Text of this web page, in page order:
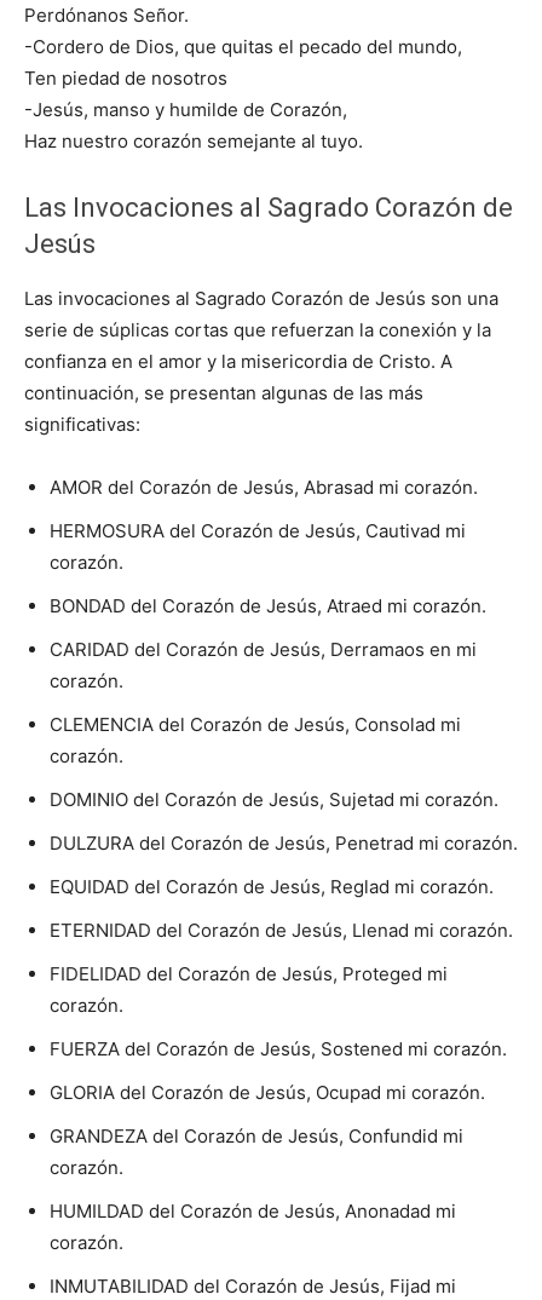
Perdónanos Señor.
-Cordero de Dios, que quitas el pecado del mundo,
Ten piedad de nosotros
-Jesús, manso y humilde de Corazón,
Haz nuestro corazón semejante al tuyo.
Las Invocaciones al Sagrado Corazón de
Jesús
Las invocaciones al Sagrado Corazón de Jesús son una
serie de súplicas cortas que refuerzan la conexión y la
confianza en el amor y la misericordia de Cristo. A
continuación, se presentan algunas de las más
significativas:
AMOR del Corazón de Jesús, Abrasad mi corazón.
HERMOSURA del Corazón de Jesús, Cautivad mi
corazón.
BONDAD del Corazón de Jesús, Atraed mi corazón.
CARIDAD del Corazón de Jesús, Derramaos en mi
corazón.
CLEMENCIA del Corazón de Jesús, Consolad mi
corazón.
DOMINIO del Corazón de Jesús, Sujetad mi corazón.
DULZURA del Corazón de Jesús, Penetrad mi corazón.
EQUIDAD del Corazón de Jesús, Reglad mi corazón.
ETERNIDAD del Corazón de Jesús, Llenad mi corazón.
FIDELIDAD del Corazón de Jesús, Proteged mi
corazón.
FUERZA del Corazón de Jesús, Sostened mi corazón.
GLORIA del Corazón de Jesús, Ocupad mi corazón.
GRANDEZA del Corazón de Jesús, Confundid mi
corazón.
HUMILDAD del Corazón de Jesús, Anonadad mi
corazón.
INMUTABILIDAD del Corazón de Jesús, Fijad mi